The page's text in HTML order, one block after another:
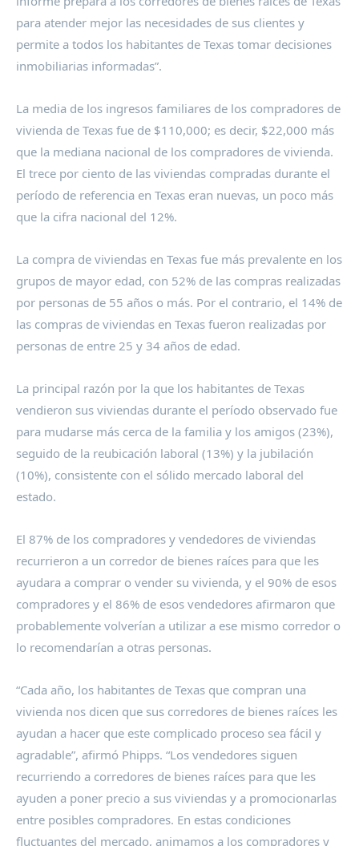
para atender mejor las necesidades de sus clientes y
permite a todos los habitantes de Texas tomar decisiones
inmobiliarias informadas”.
La media de los ingresos familiares de los compradores de
vivienda de Texas fue de $110,000; es decir, $22,000 más
que la mediana nacional de los compradores de vivienda.
El trece por ciento de las viviendas compradas durante el
período de referencia en Texas eran nuevas, un poco más
que la cifra nacional del 12%.
La compra de viviendas en Texas fue más prevalente en los
grupos de mayor edad, con 52% de las compras realizadas
por personas de 55 años o más. Por el contrario, el 14% de
las compras de viviendas en Texas fueron realizadas por
personas de entre 25 y 34 años de edad.
La principal razón por la que los habitantes de Texas
vendieron sus viviendas durante el período observado fue
para mudarse más cerca de la familia y los amigos (23%),
seguido de la reubicación laboral (13%) y la jubilación
(10%), consistente con el sólido mercado laboral del
estado.
El 87% de los compradores y vendedores de viviendas
recurrieron a un corredor de bienes raíces para que les
ayudara a comprar o vender su vivienda, y el 90% de esos
compradores y el 86% de esos vendedores afirmaron que
probablemente volverían a utilizar a ese mismo corredor o
lo recomendarían a otras personas.
“Cada año, los habitantes de Texas que compran una
vivienda nos dicen que sus corredores de bienes raíces les
ayudan a hacer que este complicado proceso sea fácil y
agradable”, afirmó Phipps. “Los vendedores siguen
recurriendo a corredores de bienes raíces para que les
ayuden a poner precio a sus viviendas y a promocionarlas
entre posibles compradores. En estas condiciones
fluctuantes del mercado, animamos a los compradores y